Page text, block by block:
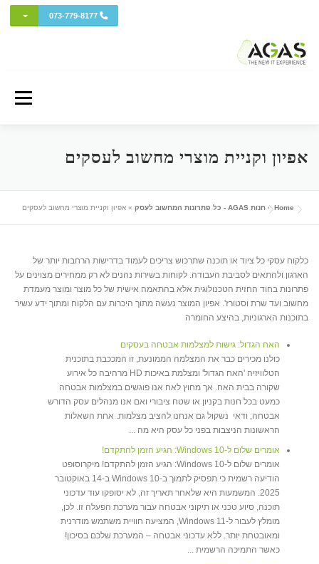
073-779-8177 מתג
Menu
אודות AGAS שירותי המחשוב מחשוב ענן פרויקטים ושירותי מומחה
כל השווקים אבטחת מידע והגנת סייבר איזור לקוחות
ה-IT החדש (בלוג)
אפיון וקניית מוצרי מחשוב לעסקים
Home
» חנות AGAS - כל פתרונות המחשוב לעסק » אפיון וקניית מוצרי מחשוב לעסקים
כלקוח עסקי כל ציוד או תוכנה שתרכוש צריכים לעמוד בדרישות הרחבות יותר של
הארגון ולהתאים לסביבת העבודה. לקוחות בשירות נהנים לא רק ממחירים מצוינים על
פתרונות בחוד החזית הטכנולוגית אלא בהתאמה אישית של כל מוצר ומוצר מעמדת
מחשוב ועד שרת וסטורז'. אפיון המוצר נעשה מתוך היכרות עם הלקוח ומתוך ידע עשיר
בתוכנות הארגוניות, בהיצע החומרה
האח הגדול: גישות למצלמות אבטחה בעסקים
כולנו מכירים כבר את המצלמה הממונעת, זו המככבת בתוכנית
הטלוויזיה 'האח הגדול' ומצלמת באיכות HD מרהיבה כל אירוע
שקורה בבית האח. אך מחוץ לאח אנו פוגשים במצלמות אבטחה
כמעט בכל חנות בקניון או שטח ציבורי ואם אנו מנהלים עסק הדורש
אבטחה, ודאי נשקול גם אנחנו להציב מצלמות. אחת השאלות
הראשונות הניצבות בפני כל עסק היא מה ...
אומרים שלום ל-Windows 10: הגיע הזמן להתקדם!
​אומרים שלום ל-Windows 10: הגיע הזמן להתקדם! מיקרוסופט
הודיעה רשמית כי תפסיק לתמוך ב-Windows 10 ב-14 באוקטובר
2025. המשמעות היא שלאחר תאריך זה, לא יסופקו עוד עדכוני
תוכנה, סיוע טכני או תיקוני אבטחה עבור מערכת הפעלה זו. לכן,
מומלץ לעבור ל-Windows 11, המציעה חוויית משתמש מודרנית
ומאובטחת יותר. ללא עדכוני אבטחה – המערכת שלכם בסיכון!
כאשר התמיכה הרשמית ...